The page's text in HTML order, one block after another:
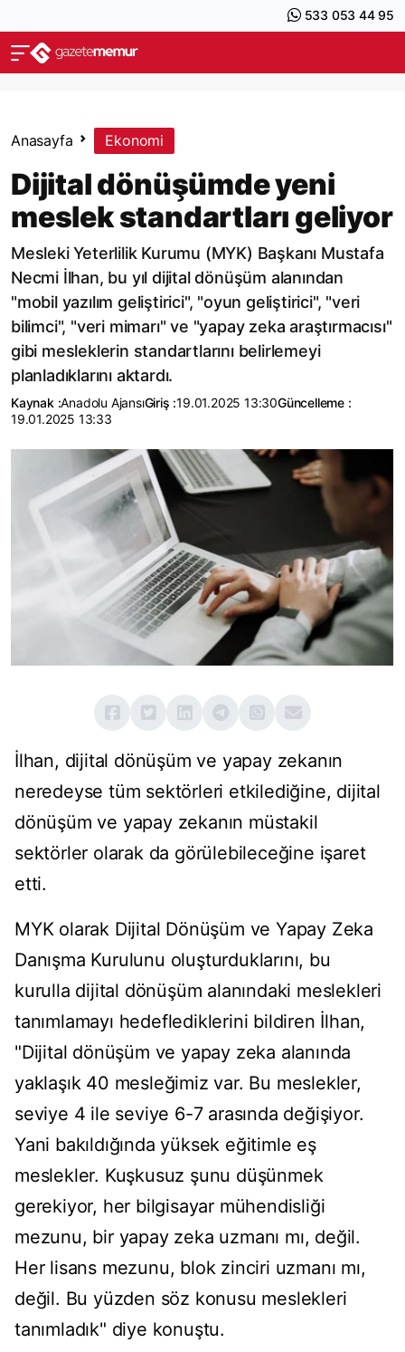
533 053 44 95
Anasayfa Ekonomi
Dijital dönüşümde yeni
meslek standartları geliyor
Mesleki Yeterlilik Kurumu (MYK) Başkanı Mustafa
Necmi İlhan, bu yıl dijital dönüşüm alanından
"mobil yazılım geliştirici", "oyun geliştirici", "veri
bilimci", "veri mimarı" ve "yapay zeka araştırmacısı"
gibi mesleklerin standartlarını belirlemeyi
planladıklarını aktardı.
Kaynak :Anadolu AjansıGiriş :19.01.2025 13:30Güncelleme :
19.01.2025 13:33
İlhan, dijital dönüşüm ve yapay zekanın
neredeyse tüm sektörleri etkilediğine, dijital
dönüşüm ve yapay zekanın müstakil
sektörler olarak da görülebileceğine işaret
etti.
MYK olarak Dijital Dönüşüm ve Yapay Zeka
Danışma Kurulunu oluşturduklarını, bu
kurulla dijital dönüşüm alanındaki meslekleri
tanımlamayı hedeflediklerini bildiren İlhan,
"Dijital dönüşüm ve yapay zeka alanında
yaklaşık 40 mesleğimiz var. Bu meslekler,
seviye 4 ile seviye 6-7 arasında değişiyor.
Yani bakıldığında yüksek eğitimle eş
meslekler. Kuşkusuz şunu düşünmek
gerekiyor, her bilgisayar mühendisliği
mezunu, bir yapay zeka uzmanı mı, değil.
Her lisans mezunu, blok zinciri uzmanı mı,
değil. Bu yüzden söz konusu meslekleri
tanımladık" diye konuştu.